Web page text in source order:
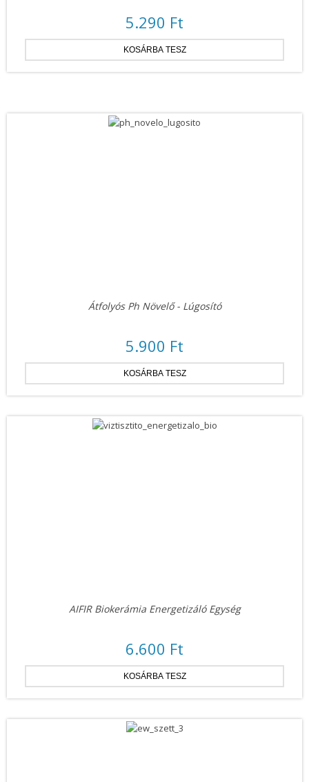
5.290 Ft
Átfolyós Ph Növelő - Lúgosító
5.900 Ft
AIFIR Biokerámia Energetizáló Egység
6.600 Ft